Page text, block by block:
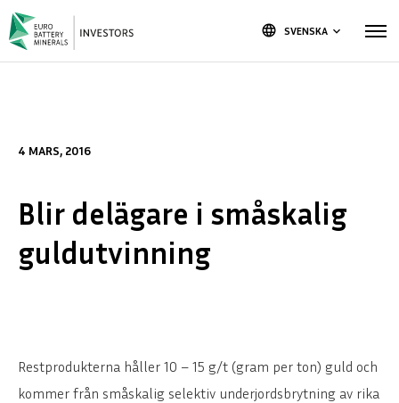
language SVENSKA keyboard_arrow_down
4 MARS, 2016
Blir delägare i småskalig
guldutvinning
Restprodukterna håller 10 – 15 g/t (gram per ton) guld och
kommer från småskalig selektiv underjordsbrytning av rika